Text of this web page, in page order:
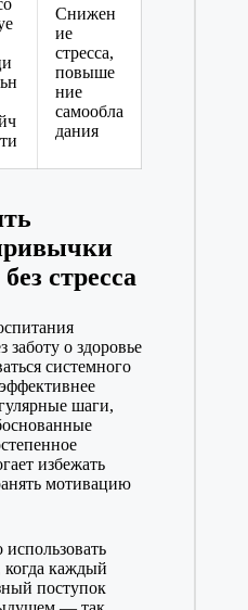
Снижен
ие
стресса,
повыше
ние
самообла
дания
стресса
о здоровье
системного
шаги,
избежать
мотивацию
каждый
поступок